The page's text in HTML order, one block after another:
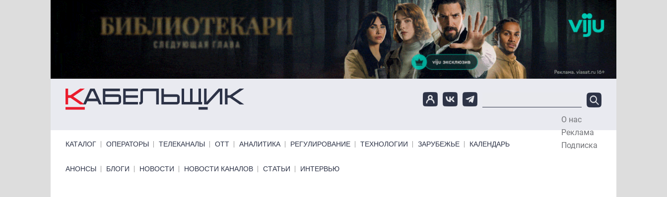
О нас
Реклама
Подписка
КАТАЛОГ ОПЕРАТОРЫ ТЕЛЕКАНАЛЫ ОТТ АНАЛИТИКА РЕГУЛИРОВАНИЕ ТЕХНОЛОГИИ ЗАРУБЕЖЬЕ КАЛЕНДАРЬ
Primary links bottom
АНОНСЫ БЛОГИ НОВОСТИ НОВОСТИ КАНАЛОВ СТАТЬИ ИНТЕРВЬЮ